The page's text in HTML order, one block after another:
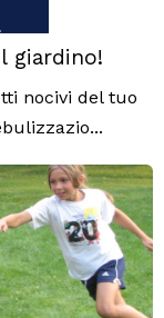
giardino!
nocivi del tuo